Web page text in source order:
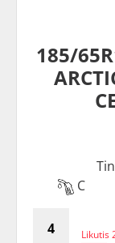
185/
C
Likutis